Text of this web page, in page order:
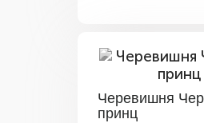
Черевишня
принц